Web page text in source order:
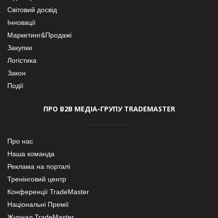
Світовий досвід
Інновації
Маркетинг&Продажі
Закупки
Логістика
Закон
Події
ПРО В2В МЕДІА-ГРУПУ TRADEMASTER
Про нас
Наша команда
Реклама на порталі
Тренінговий центр
Конференції TradeMaster
Національні Премії